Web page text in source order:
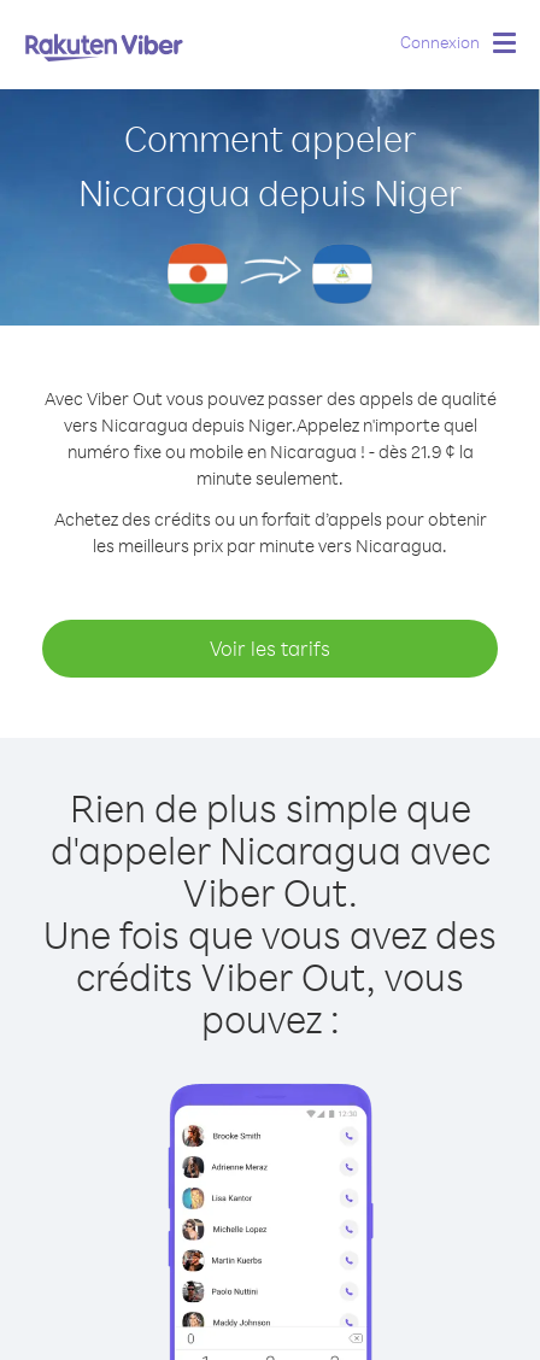
Connexion
Comment appeler
Nicaragua depuis Niger
Avec Viber Out vous pouvez passer des appels de qualité
vers Nicaragua depuis Niger.Appelez n'importe quel
numéro fixe ou mobile en Nicaragua ! - dès 21.9 ¢ la
minute seulement.
Achetez des crédits ou un forfait d’appels pour obtenir
les meilleurs prix par minute vers Nicaragua.
Voir les tarifs
Rien de plus simple que
d'appeler Nicaragua avec
Viber Out.
Une fois que vous avez des
crédits Viber Out, vous
pouvez :